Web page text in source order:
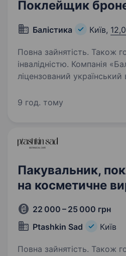
Поклейщик
Балістика Київ,
Повна зайнятість. Також
інвалідністю. Компанія «Балістика» —
ліцензований
(ліцензія АЕ № 292988
Ми працюємо…
9 год. тому
Пакувальник,
на косметичне
22 000 – 25 000 грн
Ptashkin Sad
Київ
Повна зайнятість. Також